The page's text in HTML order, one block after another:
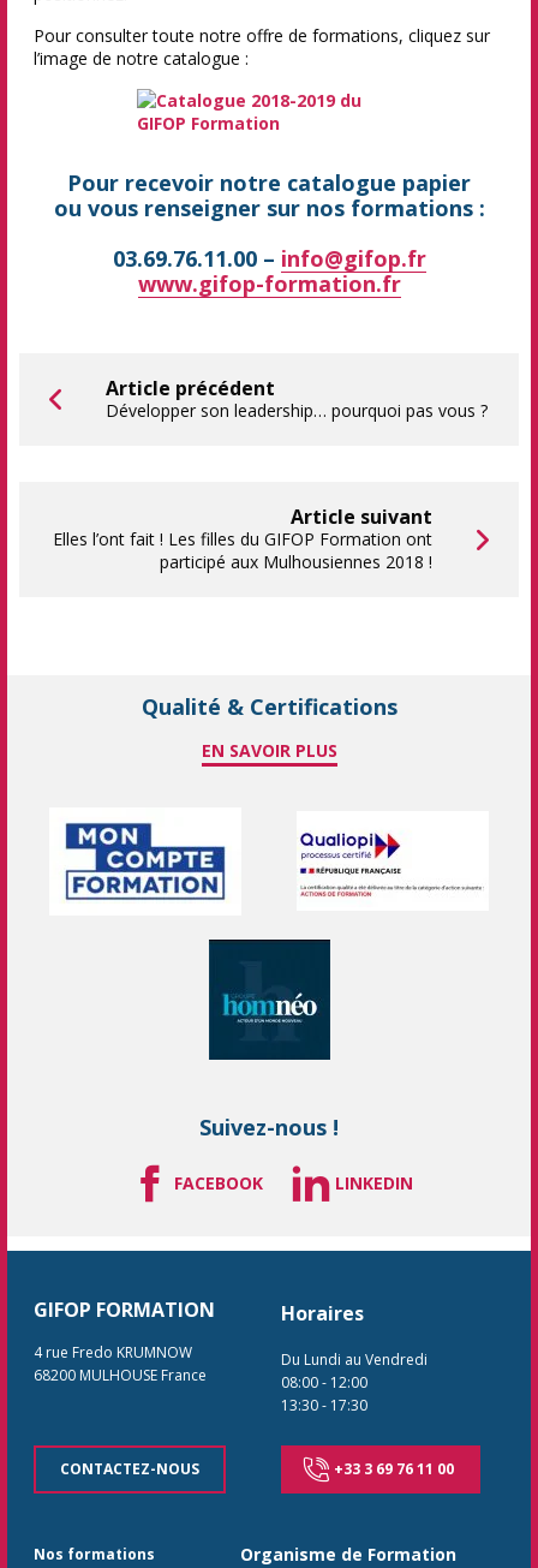
Pour consulter toute notre offre de formations, cliquez sur
l’image de notre catalogue :
Pour recevoir notre catalogue papier
ou vous renseigner sur nos formations :
03.69.76.11.00 – info@gifop.fr
www.gifop-formation.fr
Article précédent
Développer son leadership… pourquoi pas vous ?
Article suivant
Elles l’ont fait ! Les filles du GIFOP Formation ont
participé aux Mulhousiennes 2018 !
Qualité & Certifications
EN SAVOIR PLUS
Suivez-nous !
FACEBOOK LINKEDIN
GIFOP FORMATION
4 rue Fredo KRUMNOW
68200 MULHOUSE France
CONTACTEZ-NOUS
Horaires
Du Lundi au Vendredi
08:00- 12:00
13:30- 17:30
+33 3 69 76 11 00
Nos formations
Organisme de Formation